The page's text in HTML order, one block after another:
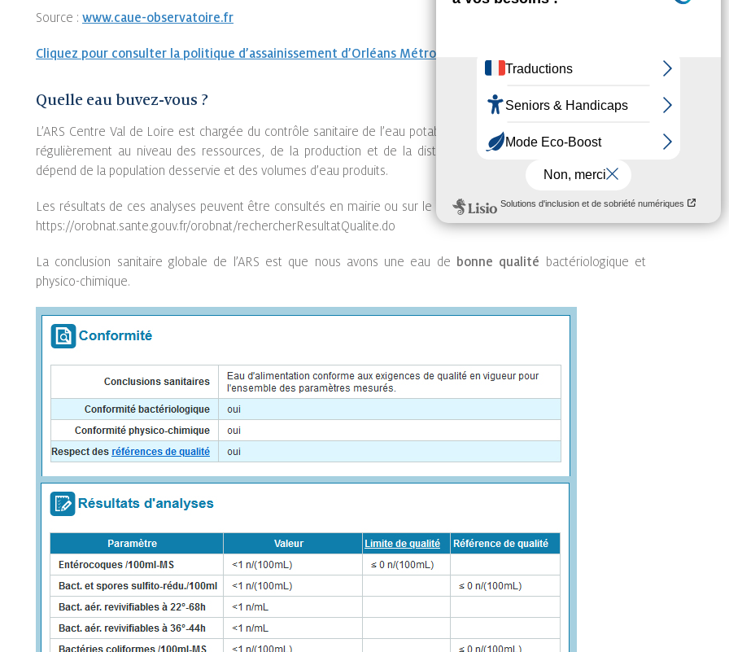
Source : www.caue-observatoire.fr
Cliquez pour consulter la politique d’assainissement d’Orléans Métropole
Quelle eau buvez-vous ?
L’ARS Centre Val de Loire est chargée du contrôle sanitaire de l’eau potable de St-Pryvé. Ce contrôle est assuré
régulièrement au niveau des ressources, de la production et de la distribution. La fréquence de ce contrôle
dépend de la population desservie et des volumes d’eau produits.
Les résultats de ces analyses peuvent être consultés en mairie ou sur le sitewww.eaupotable.sante.gouv.fr/
https://orobnat.sante.gouv.fr/orobnat/rechercherResultatQualite.do
La conclusion sanitaire globale de l’ARS est que nous avons une eau de bonne qualité bactériologique et
physico-chimique.